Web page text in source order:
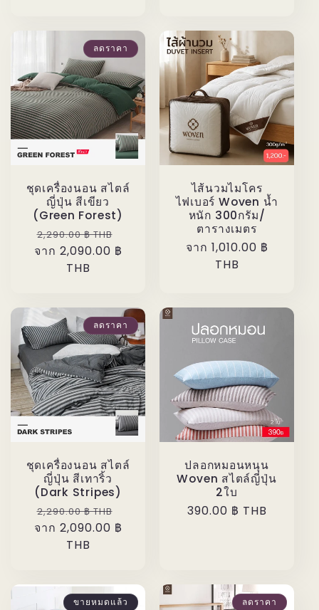
ลดราคา
ชุดเครื่องนอน สไตล์
ญี่ปุ่น สีเขียว
(Green Forest)
ราคา
ปกติ
2,290.00 ฿ THB
โปรโมชัน
จาก 2,090.00 ฿
THB
ไส้นวมไมโคร
ไฟเบอร์ Woven น้ำ
หนัก 300กรัม/
ตารางเมตร
ราคา
จาก 1,010.00 ฿
THB
ลดราคา
ชุดเครื่องนอน สไตล์
ญี่ปุ่น สีเทาริ้ว
(Dark Stripes)
ราคา
ปกติ
2,290.00 ฿ THB
โปรโมชัน
จาก 2,090.00 ฿
THB
ปลอกหมอนหนุน
Woven สไตล์ญี่ปุ่น
2ใบ
ราคา
390.00 ฿ THB
ขายหมดแล้ว ลดราคา